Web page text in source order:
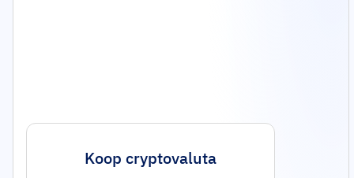
Koop cryptovaluta